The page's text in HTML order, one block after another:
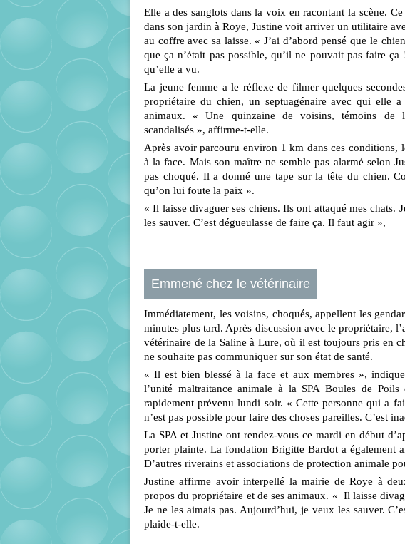
Elle a des sanglots dans la voix en racontant la scène.
dans son jardin à Roye, Justine voit arriver un utilitaire
au coffre avec sa laisse. « J’ai d’abord pensé que le
que ça n’était pas possible, qu’il ne pouvait pas faire
qu’elle a vu.
La jeune femme a le réflexe de filmer quelques
propriétaire du chien, un septuagénaire avec qui elle
animaux. « Une quinzaine de voisins, témoins de
scandalisés », affirme-t-elle.
Après avoir parcouru environ 1 km dans ces conditions,
à la face. Mais son maître ne semble pas alarmé selon
pas choqué. Il a donné une tape sur la tête du chien.
qu’on lui foute la paix ».
« Il laisse divaguer ses chiens. Ils ont attaqué mes chats.
les sauver. C’est dégueulasse de faire ça. Il faut agir »,
Emmené chez le vétérinaire
Immédiatement, les voisins, choqués, appellent les
minutes plus tard. Après discussion avec le propriétaire,
vétérinaire de la Saline à Lure, où il est toujours pris en
ne souhaite pas communiquer sur son état de santé.
« Il est bien blessé à la face et aux membres »,
l’unité maltraitance animale à la SPA Boules de
rapidement prévenu lundi soir. « Cette personne qui a
n’est pas possible pour faire des choses pareilles. C’est
La SPA et Justine ont rendez-vous ce mardi en début
porter plainte. La fondation Brigitte Bardot a également
D’autres riverains et associations de protection animale
Justine affirme avoir interpellé la mairie de Roye à
propos du propriétaire et de ses animaux. « Il laisse
Je ne les aimais pas. Aujourd’hui, je veux les sauver.
plaide-t-elle.